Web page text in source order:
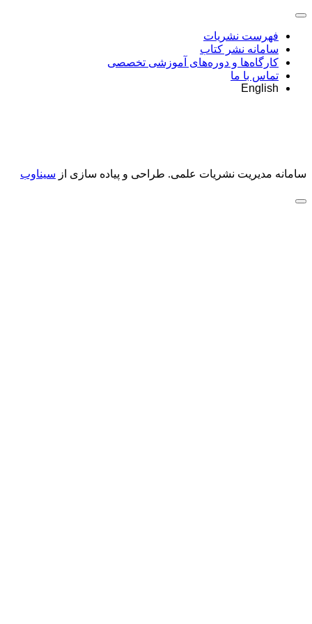
فهرست نشریات
سامانه نشر کتاب
کارگاه‌ها و دوره‌های آموزشی تخصصی
تماس با ما
English
سامانه مدیریت نشریات علمی. طراحی و پیاده سازی از سیناوب